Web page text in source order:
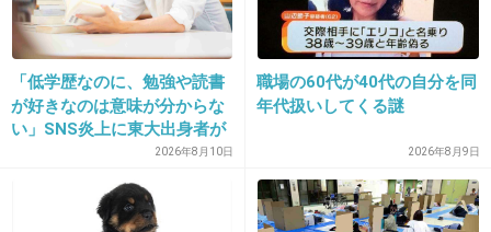
31. 匿名 2020/02/11(火) 08:41:48
おっさん顔よりいいじゃん
+7
2020/02/11(火) 08:42:01
「低学歴なのに、勉強や読書
が好きなのは意味が分からな
い」SNS炎上に東大出身者が
反応。「高学歴＝地頭もい
2026年8月10日
職場の60代が40代の自分を同
年代扱いしてくる謎
2026年8月9日